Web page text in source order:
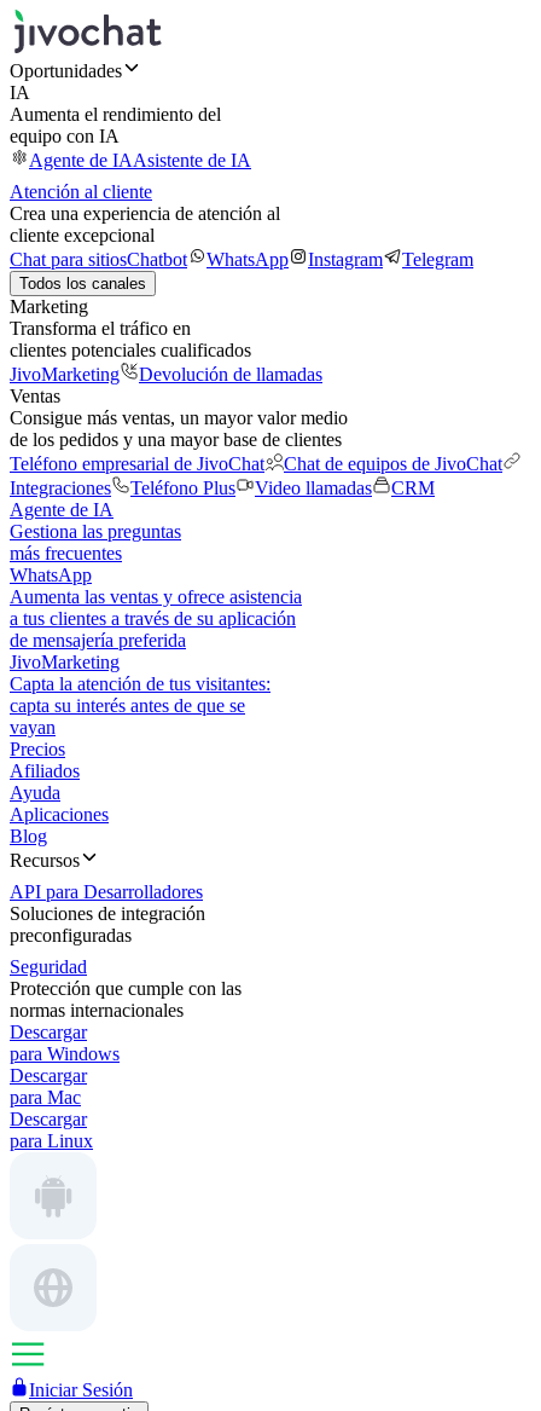
Oportunidades
IA
Aumenta el rendimiento del
equipo con IA
Agente de IAAsistente de IA
Atención al cliente
Crea una experiencia de atención al
cliente excepcional
Chat para sitiosChatbot WhatsApp Instagram Telegram
Todos los canales
Marketing
Transforma el tráfico en
clientes potenciales cualificados
JivoMarketing
Devolución de llamadas
Ventas
Consigue más ventas, un mayor valor medio
de los pedidos y una mayor base de clientes
Teléfono empresarial de JivoChat
Chat de equipos de JivoChat
Integraciones
Teléfono Plus Video llamadas
CRM
Agente de IA
Gestiona las preguntas
más frecuentes
WhatsApp
Aumenta las ventas y ofrece asistencia
a tus clientes a través de su aplicación
de mensajería preferida
JivoMarketing
Capta la atención de tus visitantes:
capta su interés antes de que se
vayan
Precios
Afiliados
Ayuda
Aplicaciones
Blog
Recursos
API para Desarrolladores
Soluciones de integración
preconfiguradas
Seguridad
Protección que cumple con las
normas internacionales
Descargar
para Windows
Descargar
para Mac
Descargar
para Linux
Iniciar Sesión